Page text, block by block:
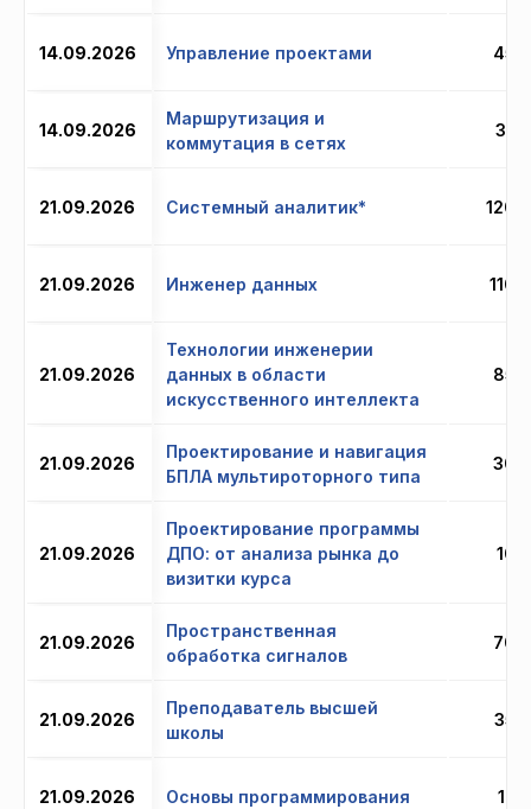
14.09.2026 Управление проектами 45
14.09.2026
Маршрутизация и
коммутация в сетях
32
21.09.2026 Системный аналитик* 120
21.09.2026 Инженер данных 110
21.09.2026
Технологии инженерии
данных в области
искусственного интеллекта
85
21.09.2026
Проектирование и навигация
БПЛА мультироторного типа
30
21.09.2026
Проектирование программы
ДПО: от анализа рынка до
визитки курса
10
21.09.2026
Пространственная
обработка сигналов
70
21.09.2026
Преподаватель высшей
школы
35
21.09.2026 Основы программирования 12